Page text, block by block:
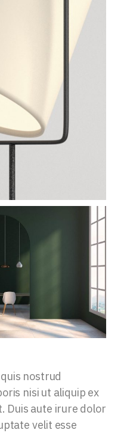
nostrud
nisi ut aliquip ex
Duis aute irure dolor
velit esse